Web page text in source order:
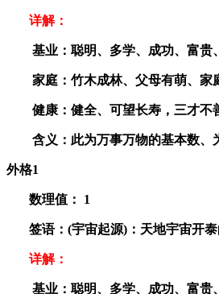
详解：
基业：聪明、多学、成功、富贵
家庭：竹木成林、父母有萌、家
健康：健全、可望长寿，三才不
含义：此为万事万物的基本数、为
外格1
数理值： 1
签语：(宇宙起源)：天地宇宙开泰
详解：
基业：聪明、多学、成功、富贵